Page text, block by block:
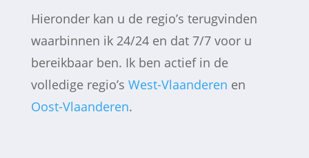
Hieronder kan u de regio’s terugvinden
waarbinnen ik 24/24 en dat 7/7 voor u
bereikbaar ben. Ik ben actief in de
volledige regio’s West-Vlaanderen en
Oost-Vlaanderen.